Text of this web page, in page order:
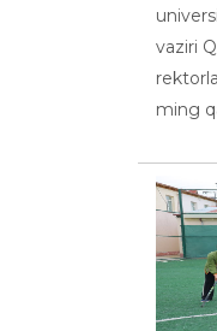
vaziri
ming